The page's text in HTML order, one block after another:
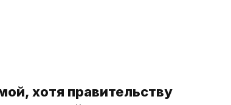
хотя правительству